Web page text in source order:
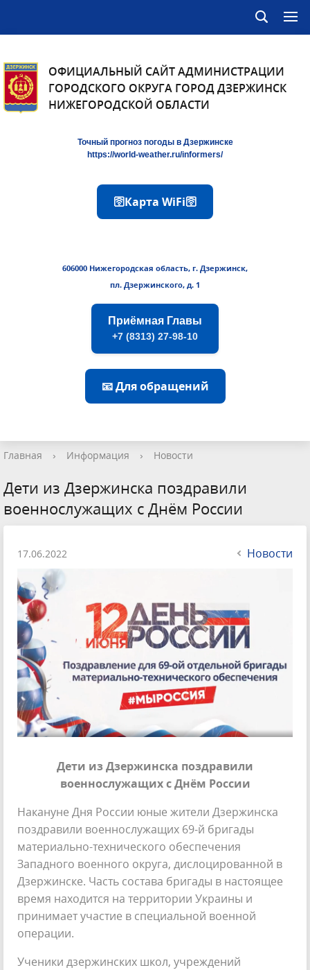
ОФИЦИАЛЬНЫЙ САЙТ АДМИНИСТРАЦИИ
ГОРОДСКОГО ОКРУГА ГОРОД ДЗЕРЖИНСК
НИЖЕГОРОДСКОЙ ОБЛАСТИ
Точный прогноз погоды в Дзержинске
https://world-weather.ru/informers/
🛜Карта WiFi🛜
606000 Нижегородская область, г. Дзержинск,
пл. Дзержинского, д. 1
Приёмная Главы
+7 (8313) 27-98-10
📧 Для обращений
Главная › Информация › Новости
Дети из Дзержинска поздравили
военнослужащих с Днём России
17.06.2022 Новости
Дети из Дзержинска поздравили
военнослужащих с Днём России
Накануне Дня России юные жители Дзержинска
поздравили военнослужащих 69-й бригады
материально-технического обеспечения
Западного военного округа, дислоцированной в
Дзержинске. Часть состава бригады в настоящее
время находится на территории Украины и
принимает участие в специальной военной
операции.
Ученики дзержинских школ, учреждений